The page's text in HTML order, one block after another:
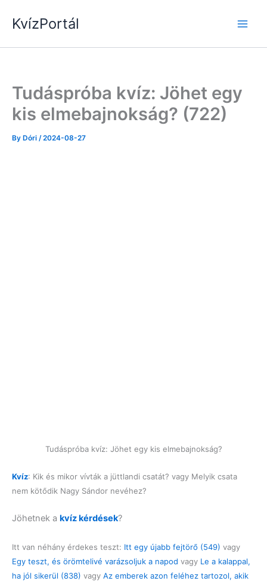
KvízPortál
Tudáspróba kvíz: Jöhet egy
kis elmebajnokság? (722)
By Dóri /2024-08-27
Tudáspróba kvíz: Jöhet egy kis elmebajnokság?
Kvíz: Kik és mikor vívták a jüttlandi csatát? vagy Melyik csata
nem kötődik Nagy Sándor nevéhez?
Jöhetnek a kvíz kérdések?
Itt van néhány érdekes teszt: Itt egy újabb fejtörő (549) vagy
Egy teszt, és örömtelivé varázsoljuk a napod vagy Le a kalappal,
ha jól sikerül (838) vagy Az emberek azon feléhez tartozol, akik